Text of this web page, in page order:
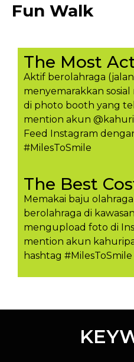
Fun Walk
The Most
Aktif berolahraga
menyemarakkan
di photo booth yang
mention akun
Feed Instagram
#MilesToSmile
The Best
Memakai baju
berolahraga di
mengupload foto di
mention akun
hashtag #MilesToSmil​e